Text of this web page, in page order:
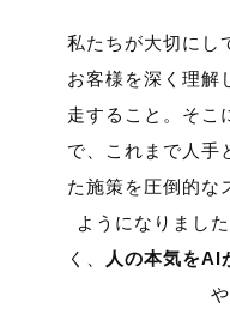
私たちが大切にし
お客様を深く理解
走すること。 そこ
で、これまで人手
た施策を圧倒的な
ようになりました
く、
人の本気をAI